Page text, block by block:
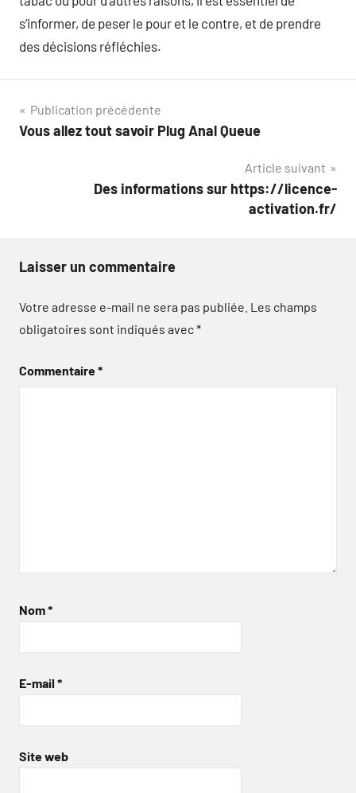
s’informer, de peser le pour et le contre, et de prendre
des décisions réfléchies.
Navigation
de
Publication précédente
Vous allez tout savoir Plug Anal Queue
Article suivant
Des informations sur https://licence-
activation.fr/
Laisser un commentaire
Votre adresse e-mail ne sera pas publiée. Les champs
obligatoires sont indiqués avec*
Commentaire*
Nom*
E-mail *
Site web